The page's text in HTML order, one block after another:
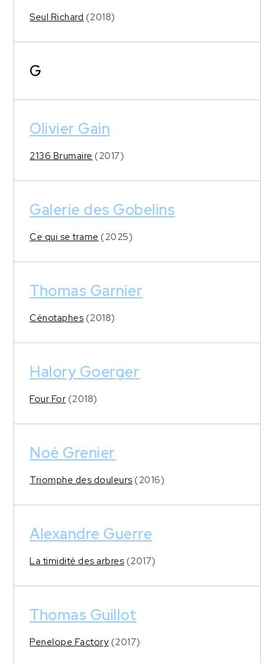
Seul Richard (2018)
G
Olivier Gain
2136 Brumaire (2017)
Galerie des Gobelins
Ce qui se trame (2025)
Thomas Garnier
Cénotaphes (2018)
Halory Goerger
Four For (2018)
Noé Grenier
Triomphe des douleurs (2016)
Alexandre Guerre
La timidité des arbres (2017)
Thomas Guillot
Penelope Factory (2017)